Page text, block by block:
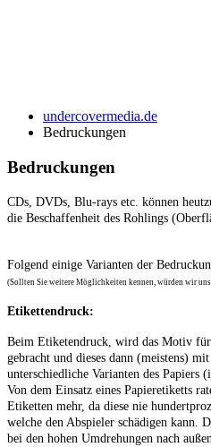
undercovermedia.de
Bedruckungen
Bedruckungen
CDs, DVDs, Blu-rays etc. können
die Beschaffenheit des Rohlings
Folgend einige Varianten der
(Sollten Sie weitere Möglichkeiten kennen, würden wir
Etikettendruck:
Beim Etiketendruck, wird das Motiv
gebracht und dieses dann (meistens)
unterschiedliche Varianten des
Von dem Einsatz eines Papieretiketts
Etiketten mehr, da diese nie
welche den Abspieler schädigen kann.
bei den hohen Umdrehungen nach